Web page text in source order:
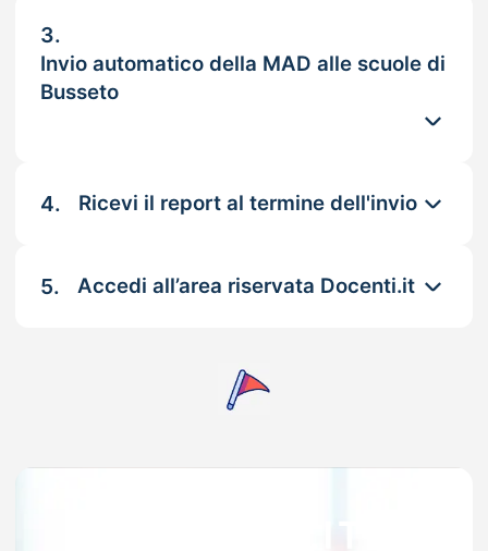
3.
Invio automatico della MAD alle scuole di
Busseto
4. Ricevi il report al termine dell'invio
5. Accedi all’area riservata Docenti.it